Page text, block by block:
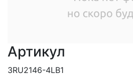
Артикул
3RU2146-4LB1